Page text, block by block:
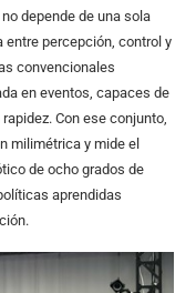
depende de una sola
entre percepción, control y
convencionales
en eventos, capaces de
Con ese conjunto,
milimétrica y mide el
de ocho grados de
aprendidas